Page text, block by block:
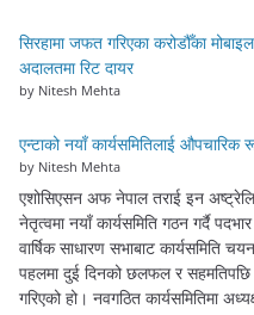
सिरहामा जफत गरिएका करोडौँका
अदालतमा रिट दायर
by Nitesh Mehta
एन्टाको नयाँ कार्यसमितिलाई औपचारिक
by Nitesh Mehta
एशोसिएसन अफ नेपाल तराई इन
नेतृत्वमा नयाँ कार्यसमिति गठन गर्दै
वार्षिक साधारण सभाबाट कार्यसमिति
पहलमा दुई दिनको छलफल र सहमतिपछि
गरिएको हो। नवगठित कार्यसमितिमा